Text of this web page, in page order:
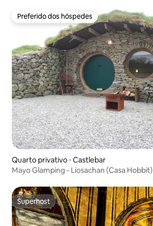
Preferido dos hóspedes
Preferido dos hóspedes
Quarto privativo ⋅ Castlebar
Mayo Glamping - Liosachan (Casa Hobbit)
Superhost
Superhost